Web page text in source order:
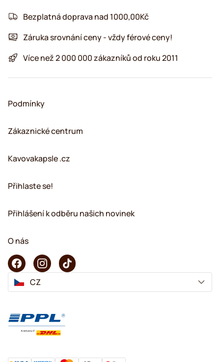
Bezplatná doprava nad 1000,00Kč
Záruka srovnání ceny - vždy férové ceny!
Více než 2 000 000 zákazníků od roku 2011
Podmínky
Zákaznické centrum
Kavovakapsle .cz
Přihlaste se!
Přihlášení k odběru našich novinek
O nás
CZ